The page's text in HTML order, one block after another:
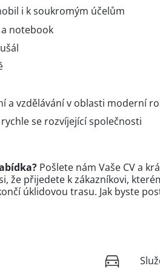
i k soukromým účelům
notebook
a vzdělávání v oblasti moderní
se rozvíjející společnosti
Pošlete nám Vaše CV a
že přijedete k zákazníkovi,
úklidovou trasu. Jak byste